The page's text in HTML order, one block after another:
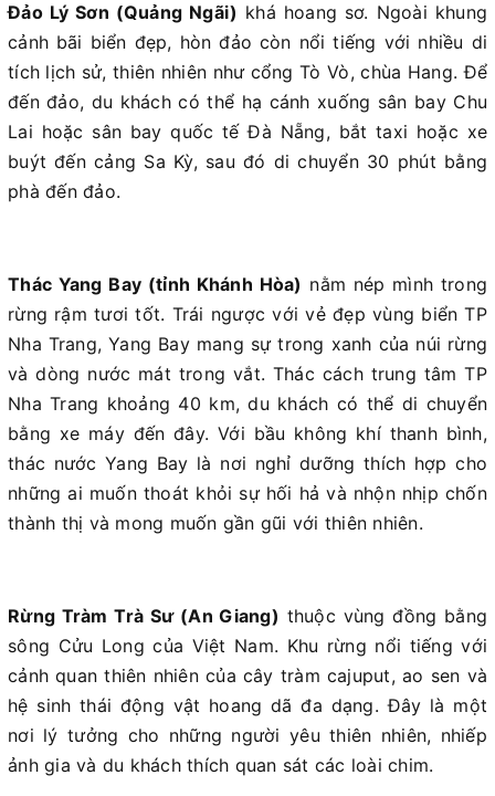
Đảo Lý Sơn (Quảng Ngãi) khá hoang sơ. Ngoài khung
cảnh bãi biển đẹp, hòn đảo còn nổi tiếng với nhiều di
tích lịch sử, thiên nhiên như cổng Tò Vò, chùa Hang. Để
đến đảo, du khách có thể hạ cánh xuống sân bay Chu
Lai hoặc sân bay quốc tế Đà Nẵng, bắt taxi hoặc xe
buýt đến cảng Sa Kỳ, sau đó di chuyển 30 phút bằng
phà đến đảo.
Thác Yang Bay (tỉnh Khánh Hòa) nằm nép mình trong
rừng rậm tươi tốt. Trái ngược với vẻ đẹp vùng biển TP
Nha Trang, Yang Bay mang sự trong xanh của núi rừng
và dòng nước mát trong vắt. Thác cách trung tâm TP
Nha Trang khoảng 40 km, du khách có thể di chuyển
bằng xe máy đến đây. Với bầu không khí thanh bình,
thác nước Yang Bay là nơi nghỉ dưỡng thích hợp cho
những ai muốn thoát khỏi sự hối hả và nhộn nhịp chốn
thành thị và mong muốn gần gũi với thiên nhiên.
Rừng Tràm Trà Sư (An Giang) thuộc vùng đồng bằng
sông Cửu Long của Việt Nam. Khu rừng nổi tiếng với
cảnh quan thiên nhiên của cây tràm cajuput, ao sen và
hệ sinh thái động vật hoang dã đa dạng. Đây là một
nơi lý tưởng cho những người yêu thiên nhiên, nhiếp
ảnh gia và du khách thích quan sát các loài chim.